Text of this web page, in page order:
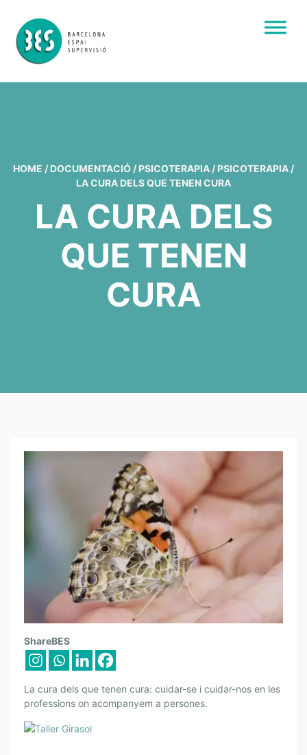
HOME / DOCUMENTACIÓ / PSICOTERAPIA / PSICOTERAPIA /
LA CURA DELS QUE TENEN CURA
LA CURA DELS
QUE TENEN
CURA
L
A
C
U
R
A
D
ShareBES
La cura dels que tenen cura: cuidar-se i cuidar-nos en les
professions on acompanyem a persones.